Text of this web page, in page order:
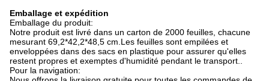
Emballage et expédition
Emballage du produit:
Notre produit est livré dans un carton de 2000 feuilles, chacune
mesurant 69,2*42,2*48,5 cm.Les feuilles sont empilées et
enveloppées dans des sacs en plastique pour assurer qu'elles
restent propres et exemptes d'humidité pendant le transport..
Pour la navigation: